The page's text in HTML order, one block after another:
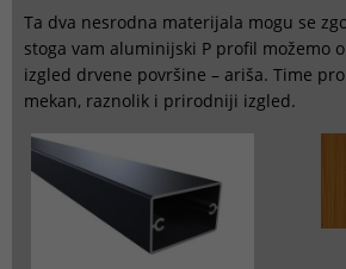
Ta dva nesrodna materijala mogu se
stoga vam aluminijski P profil možemo
izgled drvene površine – ariša. Time
mekan, raznolik i prirodniji izgled.